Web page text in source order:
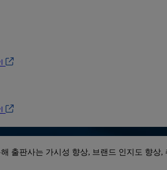
출판사는 가시성 향상, 브랜드 인지도 향